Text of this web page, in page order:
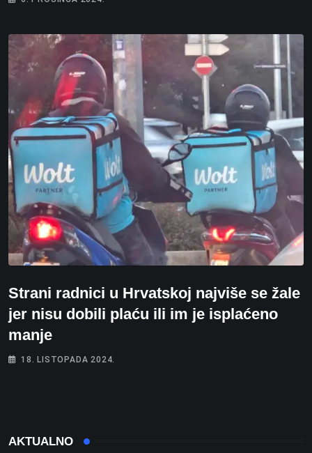
Strani radnici u Hrvatskoj najviše se žale
jer nisu dobili plaću ili im je isplaćeno
manje
18. LISTOPADA 2024.
AKTUALNO